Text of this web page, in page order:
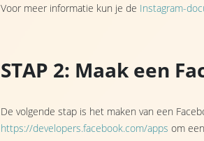
Voor meer informatie kun je de Instagram-
STAP 2: Maak een
De volgende stap is het maken van een
https://developers.facebook.com/apps om